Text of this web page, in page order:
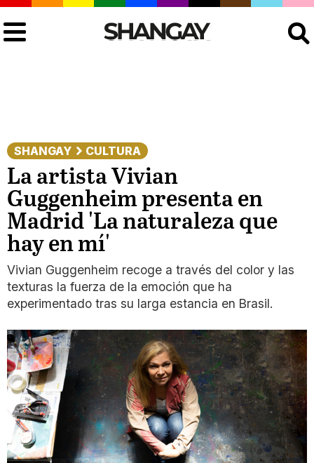
SHANGAY CULTURA
La artista Vivian
Guggenheim presenta en
Madrid 'La naturaleza que
hay en mí'
Vivian Guggenheim recoge a través del color y las
texturas la fuerza de la emoción que ha
experimentado tras su larga estancia en Brasil.